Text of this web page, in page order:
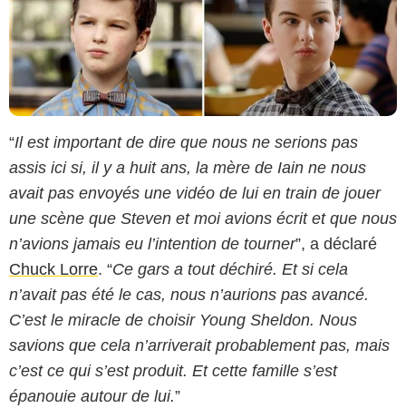
“Il est important de dire que nous ne serions pas
assis ici si, il y a huit ans, la mère de Iain ne nous
avait pas envoyés une vidéo de lui en train de jouer
une scène que Steven et moi avions écrit et que nous
n’avions jamais eu l’intention de tourner”, a déclaré
Chuck Lorre. “Ce gars a tout déchiré. Et si cela
n’avait pas été le cas, nous n’aurions pas avancé.
C’est le miracle de choisir Young Sheldon. Nous
savions que cela n’arriverait probablement pas, mais
c’est ce qui s’est produit. Et cette famille s’est
épanouie autour de lui.”